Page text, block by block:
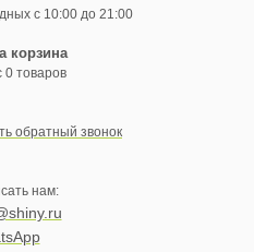
с 10:00 до 21:00
корзина
0 товаров
обратный звонок
нам: